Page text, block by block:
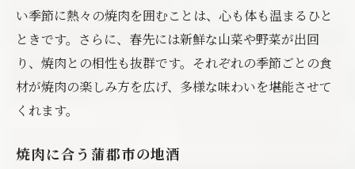
い季節に熱々の焼肉を囲むことは、心も体も温まるひと
ときです。さらに、春先には新鮮な山菜や野菜が出回
り、焼肉との相性も抜群です。それぞれの季節ごとの食
材が焼肉の楽しみ方を広げ、多様な味わいを堪能させて
くれます。
焼肉に合う蒲郡市の地酒